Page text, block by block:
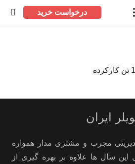
درخواست خرید
ایران
مجرب و مشتری مدار همواره
سال ها علاوه بر بهره گیری از